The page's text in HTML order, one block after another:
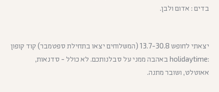
בדים : אדום ולבן.
יצאתי לחופש 13.7-30.8 (המשלוחים יצאו בתחילת ספטמבר) קוד קופון
:holidaytime באהבה ממני על סבלנותכם. לא כולל - סדנאות,
אאוטלט, ושובר מתנה.